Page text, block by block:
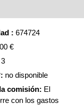
: 674724
€
3
no disponible
comisión: El
con los gastos